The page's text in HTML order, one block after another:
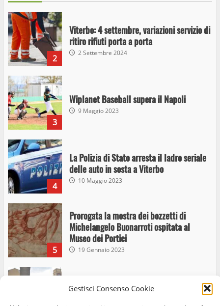
Gestisci Consenso Cookie
2
Viterbo: 4 settembre, variazioni servizio di
ritiro rifiuti porta a porta
2 Settembre 2024
3
Wiplanet Baseball supera il Napoli
9 Maggio 2023
4
La Polizia di Stato arresta il ladro seriale
delle auto in sosta a Viterbo
10 Maggio 2023
5
Prorogata la mostra dei bozzetti di
Michelangelo Buonarroti ospitata al
Museo dei Portici
19 Gennaio 2023
Trasporto pubblico locale, trasferimento
capolinea al terminal Riello dal 15 al 17
giugno